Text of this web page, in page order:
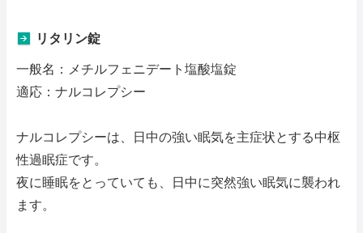
リタリン錠
一般名：メチルフェニデート塩酸塩錠
適応：ナルコレプシー
ナルコレプシーは、日中の強い眠気を主症状とする中枢
性過眠症です。
夜に睡眠をとっていても、日中に突然強い眠気に襲われ
ます。